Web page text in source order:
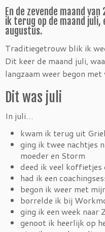
En de zevende maand
ik terug op de maand juli,
augustus.
Traditiegetrouw blik ik
Dit keer de maand juli,
langzaam weer begon met
Dit was juli
In juli…
kwam ik terug uit
ging ik twee nachtjes
moeder en Storm
deed ik veel koffietjes
had ik een
begon ik weer met
borrelde ik bij
ging ik een week naar
genoot ik heerlijk op